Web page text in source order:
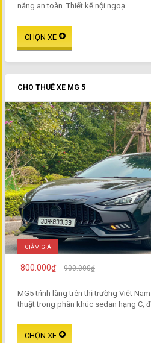
năng an toàn. Thiết kế nội ngoạ...
CHO THUÊ XE MG 5
GIẢM GIÁ
800.000₫ 900.000₫
MG5 trình làng trên thị trường Việt
thuật trong phân khúc sedan hạng C,